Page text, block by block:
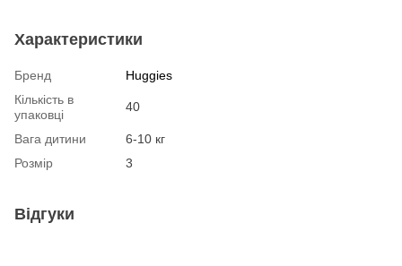
Характеристики
Бренд
Huggies
Кількість в
упаковці
40
Вага дитини
6-10 кг
Розмір
3
Відгуки